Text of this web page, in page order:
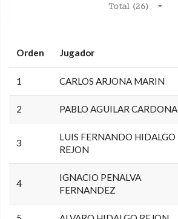
Total (26)
Orden Jugador
1 CARLOS ARJONA MARIN
2 PABLO AGUILAR CARDONA
3
LUIS FERNANDO HIDALGO
REJON
4
IGNACIO PENALVA
FERNANDEZ